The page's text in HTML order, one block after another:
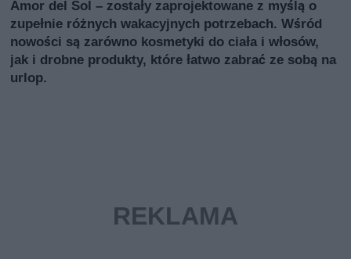
Amor del Sol – zostały zaprojektowane z myślą o
zupełnie różnych wakacyjnych potrzebach. Wśród
nowości są zarówno kosmetyki do ciała i włosów,
jak i drobne produkty, które łatwo zabrać ze sobą na
urlop.